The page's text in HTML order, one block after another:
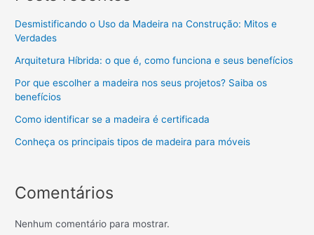
Desmistificando o Uso da Madeira na Construção: Mitos e
Verdades
Arquitetura Híbrida: o que é, como funciona e seus benefícios
Por que escolher a madeira nos seus projetos? Saiba os
benefícios
Como identificar se a madeira é certificada
Conheça os principais tipos de madeira para móveis
Comentários
Nenhum comentário para mostrar.